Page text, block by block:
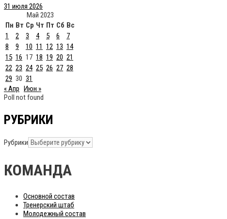
31 июля 2026
Май 2023
Пн Вт Ср Чт Пт Сб Вс
1
2 3 4 5 6
7
8
9 10 11 12 13 14
15 16 17 18 19 20 21
22 23 24 25 26 27 28
29 30 31
« Апр Июн »
Poll not found
РУБРИКИ
Рубрики
КОМАНДА
Основной состав
Тренерский штаб
Молодежный состав